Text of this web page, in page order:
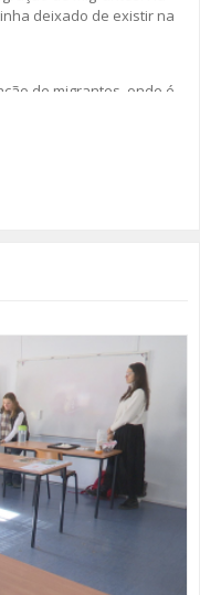
deixado de existir na
de migrantes, onde é
da AJPAS
contactos: 214925168 /
.